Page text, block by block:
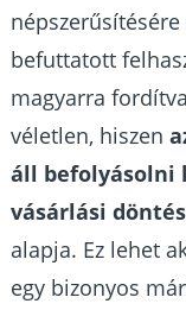
befuttatott
magyarra
véletlen, hiszen
áll befolyásolni
vásárlási
alapja. Ez lehet
egy bizonyos